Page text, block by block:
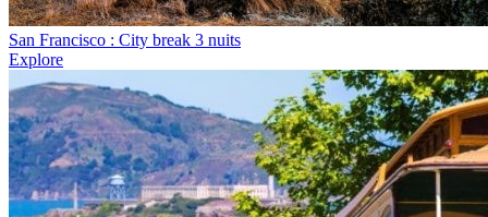
San Francisco : City break 3 nuits
Explore